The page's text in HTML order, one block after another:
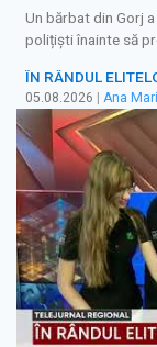
Un bărbat din Gorj
polițiști înainte să
ÎN RÂNDUL
05.08.2026 Ana